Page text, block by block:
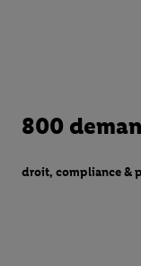
800
droit, compliance &